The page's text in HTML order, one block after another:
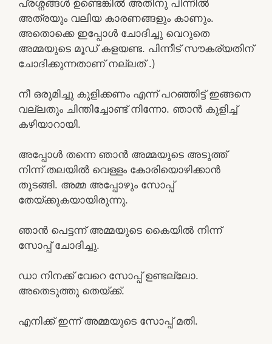
പ്രശ്നങ്ങൾ ഉണ്ടെങ്കിൽ അതിനു പിന്നിൽ
അത്രയും വലിയ കാരണങ്ങളും കാണും.
അതൊക്കെ ഇപ്പോൾ ചോദിച്ചു വെറുതെ
അമ്മയുടെ മൂഡ് കളയണ്ട. പിന്നീട് സൗകര്യതിന്
ചോദിക്കുന്നതാണ് നല്ലത് .)
നീ ഒരുമിച്ചു കുളിക്കണം എന്ന് പറഞ്ഞിട്ട് ഇങ്ങനെ
വല്ലതും ചിന്തിച്ചോണ്ട് നിന്നോ. ഞാൻ കുളിച്ച്
കഴിയാറായി.
അപ്പോൾ തന്നെ ഞാൻ അമ്മയുടെ അടുത്ത്
നിന്ന് തലയിൽ വെള്ളം കോരിയൊഴിക്കാൻ
തുടങ്ങി. അമ്മ അപ്പോഴും സോപ്പ്
തേയ്ക്കുകയായിരുന്നു.
ഞാൻ പെട്ടന്ന് അമ്മയുടെ കൈയിൽ നിന്ന്
സോപ്പ് ചോദിച്ചു.
ഡാ നിനക്ക് വേറെ സോപ്പ് ഉണ്ടല്ലോ.
അതെടുത്തു തെയ്ക്ക്.
എനിക്ക് ഇന്ന് അമ്മയുടെ സോപ്പ് മതി.